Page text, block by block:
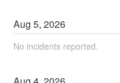
Aug5,2026
No incidents reported.